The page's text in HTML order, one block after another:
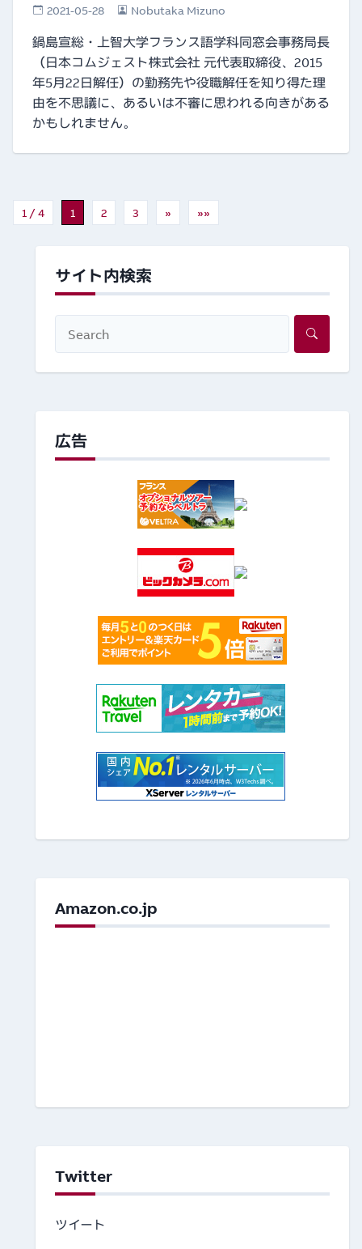
2021-05-28 Nobutaka Mizuno
鍋島宣総・上智大学フランス語学科同窓会事務局長
（日本コムジェスト株式会社 元代表取締役、2015
年5月22日解任）の勤務先や役職解任を知り得た理
由を不思議に、あるいは不審に思われる向きがある
かもしれません。
1 / 4 1 2 3 » »»
サイト内検索
広告
Amazon.co.jp
Twitter
ツイート